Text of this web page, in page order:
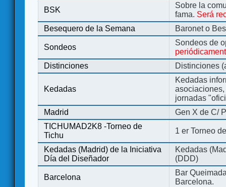
BSK
Sobre la
fama. Será
Besequero de la Semana
Baronet o
Sondeos
Sondeos de
Distinciones
Distinciones
Kedadas
Kedadas
jornadas
Madrid
Gen X de C/
TICHUMAD2K8 -Torneo de
Tichu
1 er Torneo
Kedadas (Madrid) de la Iniciativa
Día del Diseñador
Kedadas
(DDD)
Barcelona
Bar
Barcelona.